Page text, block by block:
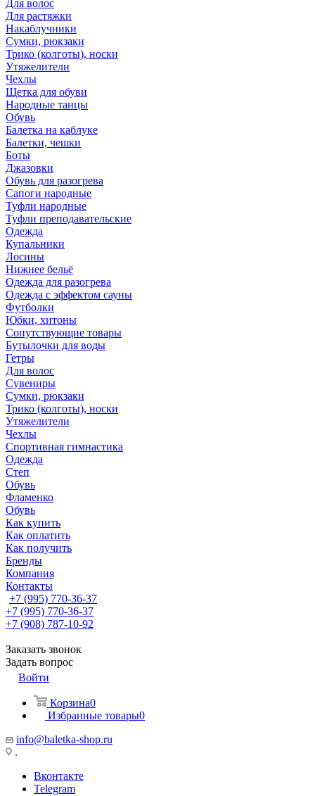
Для волос
Для растяжки
Накаблучники
Сумки, рюкзаки
Трико (колготы), носки
Утяжелители
Чехлы
Щетка для обуви
Народные танцы
Обувь
Балетка на каблуке
Балетки, чешки
Боты
Джазовки
Обувь для разогрева
Сапоги народные
Туфли народные
Туфли преподавательские
Одежда
Купальники
Лосины
Нижнее бельё
Одежда для разогрева
Одежда с эффектом сауны
Футболки
Юбки, хитоны
Сопутствующие товары
Бутылочки для воды
Гетры
Для волос
Сувениры
Сумки, рюкзаки
Трико (колготы), носки
Утяжелители
Чехлы
Спортивная гимнастика
Одежда
Степ
Обувь
Фламенко
Обувь
Как купить
Как оплатить
Как получить
Бренды
Компания
Контакты
+7 (995) 770-36-37
+7 (995) 770-36-37
+7 (908) 787-10-92
Заказать звонок
Задать вопрос
Войти
Корзина0
Избранные товары0
info@baletka-shop.ru
.
Вконтакте
Telegram